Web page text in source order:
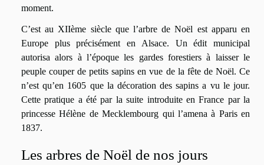
moment.
C’est au XIIème siècle que l’arbre de Noël est apparu en
Europe plus précisément en Alsace. Un édit municipal
autorisa alors à l’époque les gardes forestiers à laisser le
peuple couper de petits sapins en vue de la fête de Noël. Ce
n’est qu’en 1605 que la décoration des sapins a vu le jour.
Cette pratique a été par la suite introduite en France par la
princesse Hélène de Mecklembourg qui l’amena à Paris en
1837.
Les arbres de Noël de nos jours